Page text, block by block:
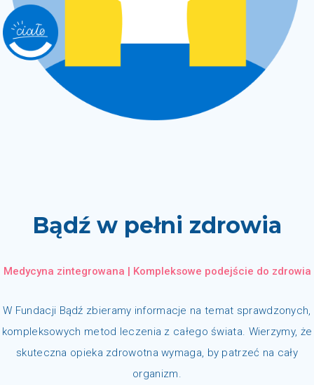
Bądź w pełni zdrowia
Medycyna zintegrowana | Kompleksowe podejście do zdrowia
W Fundacji Bądź zbieramy informacje na temat sprawdzonych,
kompleksowych metod leczenia z całego świata. Wierzymy, że
skuteczna opieka zdrowotna wymaga, by patrzeć na cały
organizm.